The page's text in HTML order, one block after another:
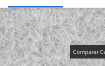
Comparar